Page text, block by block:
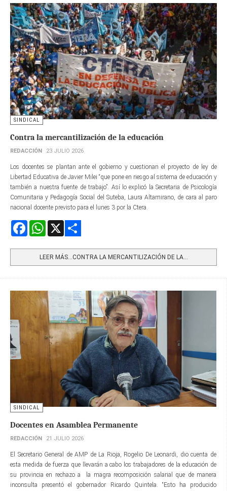
SINDICAL
Contra la mercantilización de la educación
REDACCIÓN 23 JULIO 2026
Los docentes se plantan ante el gobierno y cuestionan el proyecto de ley de
Libertad Educativa de Javier Milei “que pone en riesgo al sistema de educación y
también a nuestra fuente de trabajo”. Así lo explicó la Secretaria de Psicología
Comunitaria y Pedagogía Social del Suteba, Laura Altamirano, de cara al paro
nacional docente previsto para el lunes 3 por la Ctera.
FacebookWhatsApp
LEER MÁS…CONTRA LA MERCANTILIZACIÓN DE LA...
SINDICAL
Docentes en Asamblea Permanente
REDACCIÓN 21 JULIO 2026
El Secretario General de AMP de La Rioja, Rogelio De Leonardi, dio cuenta de
esta medida de fuerza que llevarán a cabo los trabajadores de la educación de
su provincia en rechazo a la magra recomposición salarial que de manera
inconsulta presentó el gobernador Ricardo Quintela. “Esto ha producido